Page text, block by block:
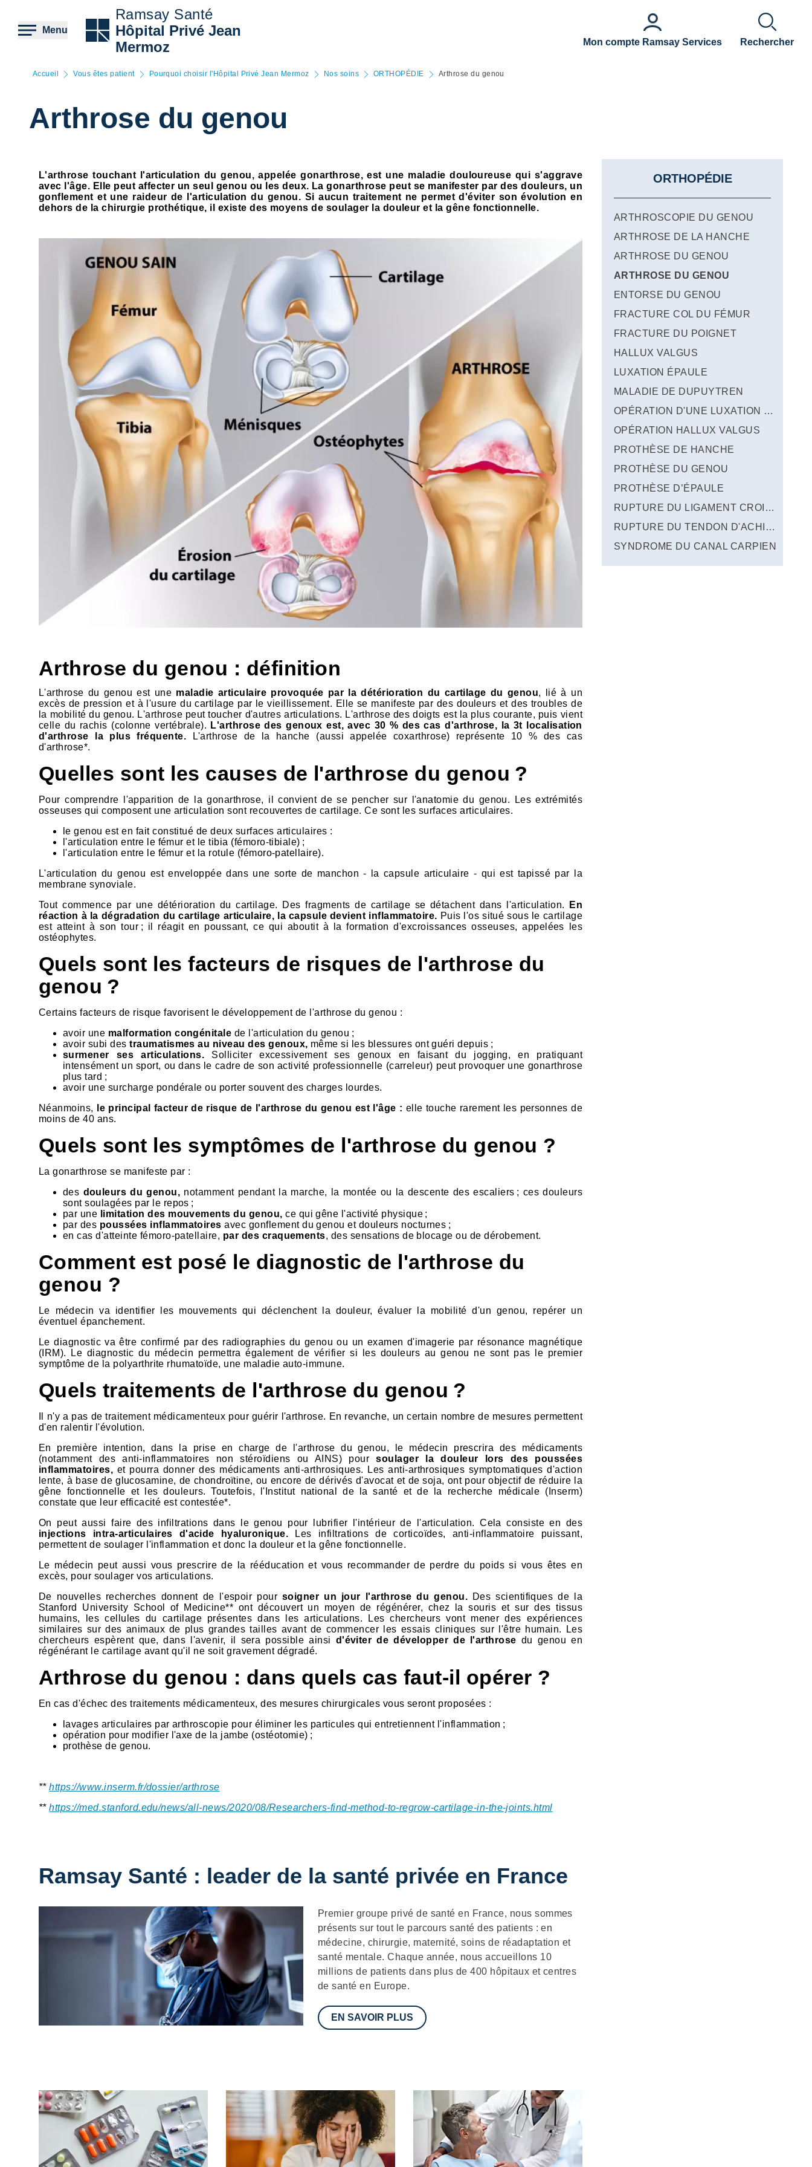
contenu
principal
Menu
Ramsay Santé
Hôpital Privé Jean
Mermoz
Mon compte Ramsay Services Rechercher
Accueil Vous êtes patient Pourquoi choisir l'Hôpital Privé Jean Mermoz Nos soins ORTHOPÉDIE Arthrose du genou
Arthrose du genou
L'arthrose touchant l'articulation du genou, appelée gonarthrose, est une maladie douloureuse qui s'aggrave
avec l'âge. Elle peut affecter un seul genou ou les deux. La gonarthrose peut se manifester par des douleurs, un
gonflement et une raideur de l'articulation du genou. Si aucun traitement ne permet d'éviter son évolution en
dehors de la chirurgie prothétique, il existe des moyens de soulager la douleur et la gêne fonctionnelle.
Arthrose du genou : définition
L'arthrose du genou est une maladie articulaire provoquée par la détérioration du cartilage du genou, lié à un
excès de pression et à l'usure du cartilage par le vieillissement. Elle se manifeste par des douleurs et des troubles de
la mobilité du genou. L'arthrose peut toucher d'autres articulations. L'arthrose des doigts est la plus courante, puis vient
celle du rachis (colonne vertébrale). L'arthrose des genoux est, avec 30 % des cas d'arthrose, la 3t localisation
d'arthrose la plus fréquente. L'arthrose de la hanche (aussi appelée coxarthrose) représente 10 % des cas
d'arthrose*.
Quelles sont les causes de l'arthrose du genou ?
Pour comprendre l'apparition de la gonarthrose, il convient de se pencher sur l'anatomie du genou. Les extrémités
osseuses qui composent une articulation sont recouvertes de cartilage. Ce sont les surfaces articulaires.
le genou est en fait constitué de deux surfaces articulaires :
l'articulation entre le fémur et le tibia (fémoro-tibiale) ;
l'articulation entre le fémur et la rotule (fémoro-patellaire).
L'articulation du genou est enveloppée dans une sorte de manchon - la capsule articulaire - qui est tapissé par la
membrane synoviale.
Tout commence par une détérioration du cartilage. Des fragments de cartilage se détachent dans l'articulation.
En
réaction à la dégradation du cartilage articulaire, la capsule devient inflammatoire. Puis l'os situé sous le cartilage
est atteint à son tour ; il réagit en poussant, ce qui aboutit à la formation d'excroissances osseuses, appelées les
ostéophytes.
Quels sont les facteurs de risques de l'arthrose du
genou ?
Certains facteurs de risque favorisent le développement de l'arthrose du genou :
avoir une malformation congénitale de l'articulation du genou ;
avoir subi destraumatismes au niveau des genoux, même si les blessures ont guéri depuis ;
surmener ses articulations. Solliciter excessivement ses genoux en faisant du jogging, en pratiquant
intensément un sport, ou dans le cadre de son activité professionnelle (carreleur) peut provoquer une gonarthrose
plus tard ;
avoir une surcharge pondérale ou porter souvent des charges lourdes.
Néanmoins,
le principal facteur de risque de l'arthrose du genou est l'âge : elle touche rarement les personnes de
moins de 40 ans.
Quels sont les symptômes de l'arthrose du genou ?
La gonarthrose se manifeste par :
des douleurs du genou, notamment pendant la marche, la montée ou la descente des escaliers ; ces douleurs
sont soulagées par le repos ;
par une limitation des mouvements du genou, ce qui gêne l'activité physique ;
par des poussées inflammatoires avec gonflement du genou et douleurs nocturnes ;
en cas d'atteinte fémoro-patellaire, par des craquements, des sensations de blocage ou de dérobement.
Comment est posé le diagnostic de l'arthrose du
genou ?
Le médecin va identifier les mouvements qui déclenchent la douleur, évaluer la mobilité d'un genou, repérer un
éventuel épanchement.
Le diagnostic va être confirmé par des radiographies du genou ou un examen d'imagerie par résonance magnétique
(IRM). Le diagnostic du médecin permettra également de vérifier si les douleurs au genou ne sont pas le premier
symptôme de la polyarthrite rhumatoïde, une maladie auto-immune.
Quels traitements de l'arthrose du genou ?
Il n'y a pas de traitement médicamenteux pour guérir l'arthrose. En revanche, un certain nombre de mesures permettent
d'en ralentir l'évolution.
En première intention, dans la prise en charge de l'arthrose du genou, le médecin prescrira des médicaments
(notamment des anti-inflammatoires non stéroïdiens ou AINS) pour soulager la douleur lors des poussées
inflammatoires, et pourra donner des médicaments anti-arthrosiques. Les anti-arthrosiques symptomatiques d'action
lente, à base de glucosamine, de chondroïtine, ou encore de dérivés d'avocat et de soja, ont pour objectif de réduire la
gêne fonctionnelle et les douleurs. Toutefois, l'Institut national de la santé et de la recherche médicale (Inserm)
constate que leur efficacité est contestée*.
On peut aussi faire des infiltrations dans le genou pour lubrifier l'intérieur de l'articulation. Cela consiste en des
injections intra-articulaires d'acide hyaluronique. Les infiltrations de corticoïdes, anti-inflammatoire puissant,
permettent de soulager l'inflammation et donc la douleur et la gêne fonctionnelle.
Le médecin peut aussi vous prescrire de la rééducation et vous recommander de perdre du poids si vous êtes en
excès, pour soulager vos articulations.
De nouvelles recherches donnent de l'espoir pour soigner un jour l'arthrose du genou. Des scientifiques de la
Stanford University School of Medicine** ont découvert un moyen de régénérer, chez la souris et sur des tissus
humains, les cellules du cartilage présentes dans les articulations. Les chercheurs vont mener des expériences
similaires sur des animaux de plus grandes tailles avant de commencer les essais cliniques sur l'être humain. Les
chercheurs espèrent que, dans l'avenir, il sera possible ainsi d'éviter de développer de l'arthrose du genou en
régénérant le cartilage avant qu'il ne soit gravement dégradé.
Arthrose du genou : dans quels cas faut-il opérer ?
En cas d'échec des traitements médicamenteux, des mesures chirurgicales vous seront proposées :
lavages articulaires par arthroscopie pour éliminer les particules qui entretiennent l'inflammation ;
opération pour modifier l'axe de la jambe (ostéotomie) ;
prothèse de genou.
**https://www.inserm.fr/dossier/arthrose
**https://med.stanford.edu/news/all-news/2020/08/Researchers-find-method-to-regrow-cartilage-in-the-joints.html
Ramsay Santé : leader de la santé privée en France
Description
Premier groupe privé de santé en France, nous sommes
présents sur tout le parcours santé des patients : en
médecine, chirurgie, maternité, soins de réadaptation et
santé mentale. Chaque année, nous accueillons 10
millions de patients dans plus de 400 hôpitaux et centres
de santé en Europe.
EN SAVOIR PLUS
ORTHOPÉDIE
ARTHROSCOPIE DU GENOU
ARTHROSE DE LA HANCHE
ARTHROSE DU GENOU
ARTHROSE DU GENOU
ENTORSE DU GENOU
FRACTURE COL DU FÉMUR
FRACTURE DU POIGNET
HALLUX VALGUS
LUXATION ÉPAULE
MALADIE DE DUPUYTREN
OPÉRATION D'UNE LUXATION DE L'ÉPAULE
OPÉRATION HALLUX VALGUS
PROTHÈSE DE HANCHE
PROTHÈSE DU GENOU
PROTHÈSE D’ÉPAULE
RUPTURE DU LIGAMENT CROISÉ DU GENOU
RUPTURE DU TENDON D'ACHILLE
SYNDROME DU CANAL CARPIEN